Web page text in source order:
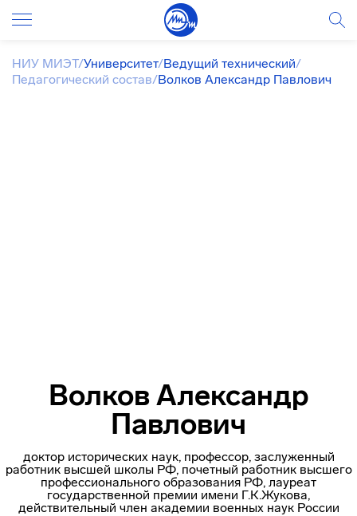
НИУ МИЭТ/Университет/Ведущий технический/
Педагогический состав/Волков Александр Павлович
Волков Александр
Павлович
доктор исторических наук, профессор, заслуженный
работник высшей школы РФ, почетный работник высшего
профессионального образования РФ, лауреат
государственной премии имени Г.К.Жукова,
действительный член академии военных наук России